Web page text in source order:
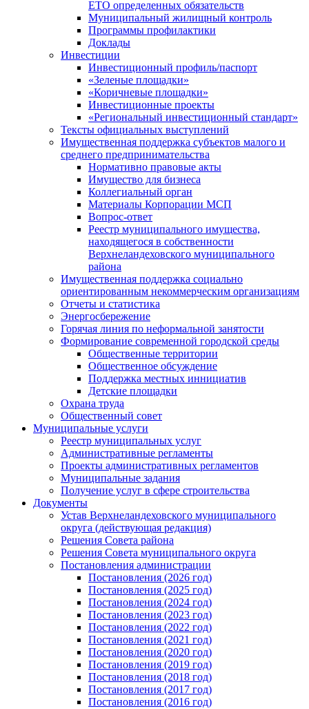
ЕТО определенных обязательств
Муниципальный жилищный контроль
Программы профилактики
Доклады
Инвестиции
Инвестиционный профиль/паспорт
«Зеленые площадки»
«Коричневые площадки»
Инвестиционные проекты
«Региональный инвестиционный стандарт»
Тексты официальных выступлений
Имущественная поддержка субъектов малого и
среднего предпринимательства
Нормативно правовые акты
Имущество для бизнеса
Коллегиальный орган
Материалы Корпорации МСП
Вопрос-ответ
Реестр муниципального имущества,
находящегося в собственности
Верхнеландеховского муниципального
района
Имущественная поддержка социально
ориентированным некоммерческим организациям
Отчеты и статистика
Энергосбережение
Горячая линия по неформальной занятости
Формирование современной городской среды
Общественные территории
Общественное обсуждение
Поддержка местных иннициатив
Детские площадки
Охрана труда
Общественный совет
Муниципальные услуги
Реестр муниципальных услуг
Административные регламенты
Проекты административных регламентов
Муниципальные задания
Получение услуг в сфере строительства
Документы
Устав Верхнеландеховского муниципального
округа (действующая редакция)
Решения Совета района
Решения Совета муниципального округа
Постановления администрации
Постановления (2026 год)
Постановления (2025 год)
Постановления (2024 год)
Постановления (2023 год)
Постановления (2022 год)
Постановления (2021 год)
Постановления (2020 год)
Постановления (2019 год)
Постановления (2018 год)
Постановления (2017 год)
Постановления (2016 год)